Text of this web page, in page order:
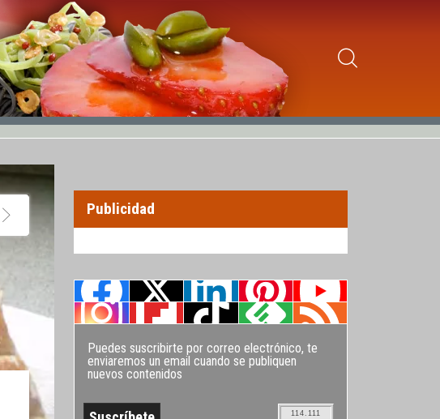
Publicidad
Puedes suscribirte por correo electrónico, te
enviaremos un email cuando se publiquen
nuevos contenidos
114.111